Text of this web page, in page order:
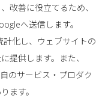
改善に役立てるため、
へ送信します。
化し、ウェブサイトの
提供します。また、
のサービス・プロダク
ます。